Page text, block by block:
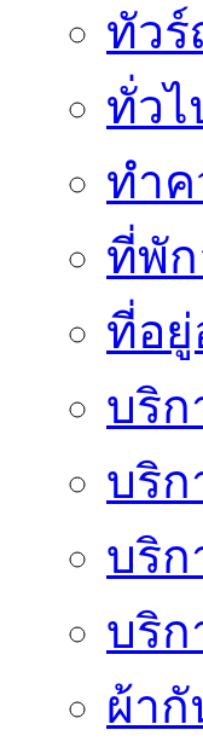
ทัว
ทั่วไ
ทำ
ที่พั
ที่อยู่
บริก
บริก
บริก
บริก
ผ้ากั